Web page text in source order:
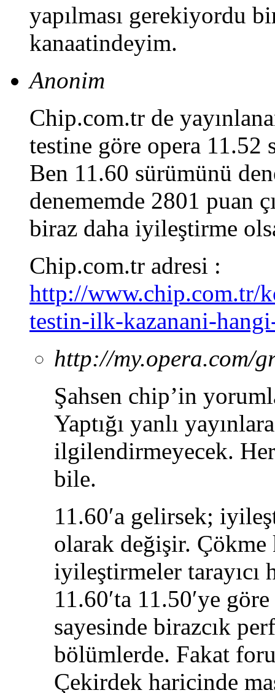
yapılması gerekiyordu
kanaatindeyim.
Anonim
Chip.com.tr de
testine göre opera 11.52
Ben 11.60 sürümünü
denememde 2801 puan
biraz daha iyileştirme
Chip.com.tr adresi :
http://www.chip.com.tr/
testin-ilk-kazanani-
http://my.opera.com/
Şahsen chip’in
Yaptığı yanlı
ilgilendirmeyecek.
bile.
11.60′a gelirsek;
olarak değişir. Çökme
iyileştirmeler tarayıcı
11.60′ta 11.50′ye
sayesinde birazcık
bölümlerde. Fakat
Çekirdek haricinde